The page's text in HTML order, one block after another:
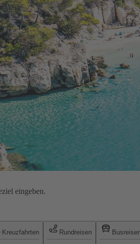
eingeben.
Kreuzfahrten Rundreisen